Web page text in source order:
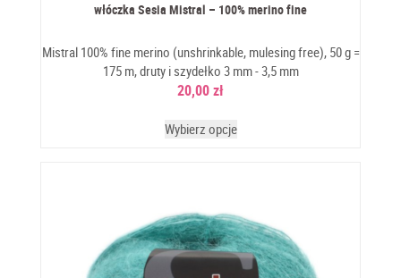
włóczka Sesia Mistral – 100% merino fine
Mistral 100% fine merino (unshrinkable, mulesing free), 50 g =
175 m, druty i szydełko 3 mm - 3,5 mm
20,00zł
Wybierz opcje